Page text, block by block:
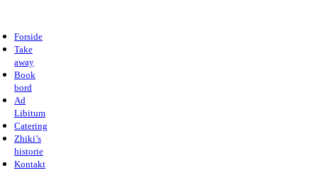
Forside
Take
away
Book
bord
Ad
Libitum
Catering
Zhiki’s
historie
Kontakt